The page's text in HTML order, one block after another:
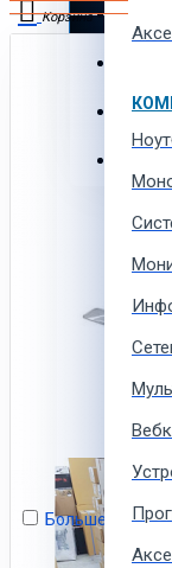
Больше не
Корзина
В корзине